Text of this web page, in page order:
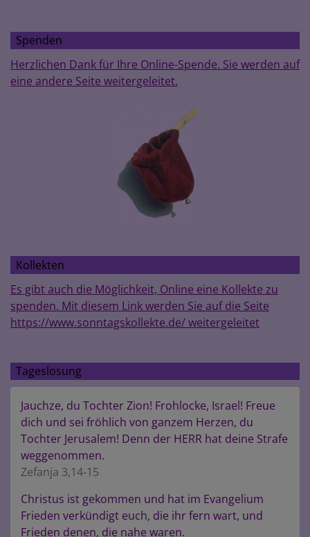
Spenden
Herzlichen Dank für Ihre Online-Spende. Sie werden auf
eine andere Seite weitergeleitet.
Kollekten
Es gibt auch die Möglichkeit, Online eine Kollekte zu
spenden. Mit diesem Link werden Sie auf die Seite
https://www.sonntagskollekte.de/ weitergeleitet
Tageslosung
Jauchze, du Tochter Zion! Frohlocke, Israel! Freue
dich und sei fröhlich von ganzem Herzen, du
Tochter Jerusalem! Denn der HERR hat deine Strafe
weggenommen.
Zefanja 3,14-15
Christus ist gekommen und hat im Evangelium
Frieden verkündigt euch, die ihr fern wart, und
Frieden denen, die nahe waren.